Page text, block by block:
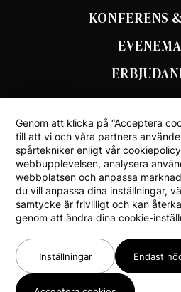
KONFERENS
TILLBAKA TILL TOPPEN
Genom att klicka på “Acceptera
till att vi och våra partners
spårtekniker enligt vår
webbupplevelsen, analysera
webbplatsen och anpassa
du vill anpassa dina inställningar,
samtycke är frivilligt och kan
genom att ändra dina cookie-
Inställningar Endast